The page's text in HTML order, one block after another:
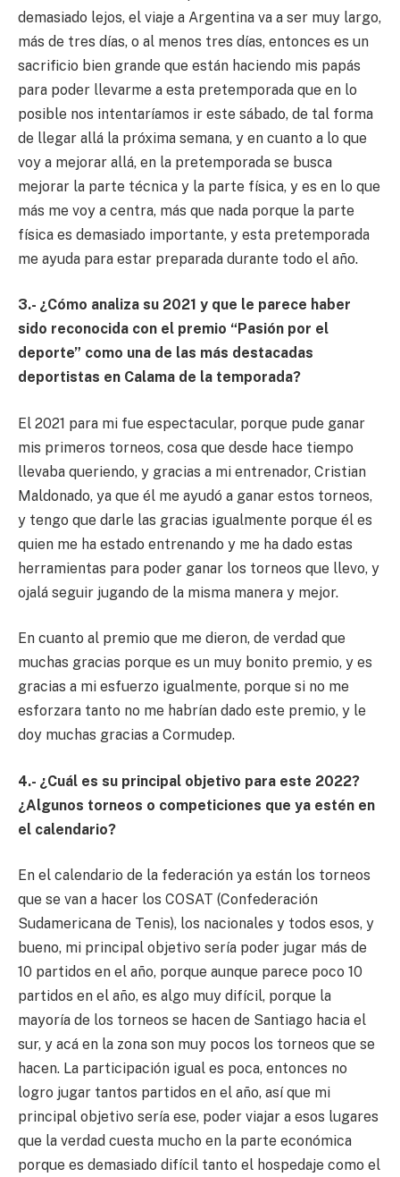
demasiado lejos, el viaje a Argentina va a ser muy largo,
más de tres días, o al menos tres días, entonces es un
sacrificio bien grande que están haciendo mis papás
para poder llevarme a esta pretemporada que en lo
posible nos intentaríamos ir este sábado, de tal forma
de llegar allá la próxima semana, y en cuanto a lo que
voy a mejorar allá, en la pretemporada se busca
mejorar la parte técnica y la parte física, y es en lo que
más me voy a centra, más que nada porque la parte
física es demasiado importante, y esta pretemporada
me ayuda para estar preparada durante todo el año.
3.- ¿Cómo analiza su 2021 y que le parece haber
sido reconocida con el premio “Pasión por el
deporte” como una de las más destacadas
deportistas en Calama de la temporada?
El 2021 para mi fue espectacular, porque pude ganar
mis primeros torneos, cosa que desde hace tiempo
llevaba queriendo, y gracias a mi entrenador, Cristian
Maldonado, ya que él me ayudó a ganar estos torneos,
y tengo que darle las gracias igualmente porque él es
quien me ha estado entrenando y me ha dado estas
herramientas para poder ganar los torneos que llevo, y
ojalá seguir jugando de la misma manera y mejor.
En cuanto al premio que me dieron, de verdad que
muchas gracias porque es un muy bonito premio, y es
gracias a mi esfuerzo igualmente, porque si no me
esforzara tanto no me habrían dado este premio, y le
doy muchas gracias a Cormudep.
4.- ¿Cuál es su principal objetivo para este 2022?
¿Algunos torneos o competiciones que ya estén en
el calendario?
En el calendario de la federación ya están los torneos
que se van a hacer los COSAT (Confederación
Sudamericana de Tenis), los nacionales y todos esos, y
bueno, mi principal objetivo sería poder jugar más de
10 partidos en el año, porque aunque parece poco 10
partidos en el año, es algo muy difícil, porque la
mayoría de los torneos se hacen de Santiago hacia el
sur, y acá en la zona son muy pocos los torneos que se
hacen. La participación igual es poca, entonces no
logro jugar tantos partidos en el año, así que mi
principal objetivo sería ese, poder viajar a esos lugares
que la verdad cuesta mucho en la parte económica
porque es demasiado difícil tanto el hospedaje como el